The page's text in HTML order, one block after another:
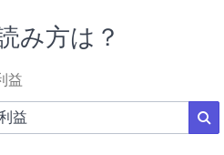
み方は？
益